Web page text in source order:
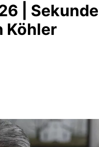
|
Köhler